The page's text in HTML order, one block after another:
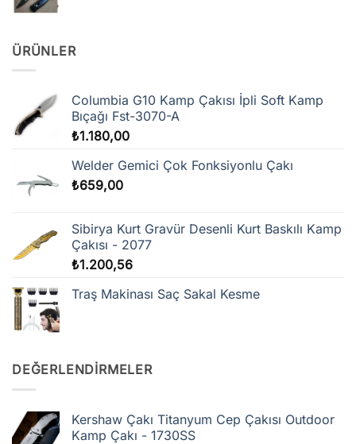
ÜRÜNLER
Columbia G10 Kamp Çakısı İpli Soft Kamp
Bıçağı Fst-3070-A
₺1.180,00
Welder Gemici Çok Fonksiyonlu Çakı
₺659,00
Sibirya Kurt Gravür Desenli Kurt Baskılı Kamp
Çakısı - 2077
₺1.200,56
Traş Makinası Saç Sakal Kesme
DEĞERLENDIRMELER
Kershaw Çakı Titanyum Cep Çakısı Outdoor
Kamp Çakı - 1730SS